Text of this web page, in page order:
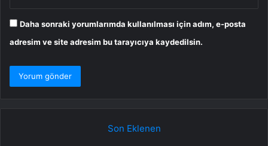
Daha sonraki yorumlarımda kullanılması için adım, e-posta
adresim ve site adresim bu tarayıcıya kaydedilsin.
Son Eklenen